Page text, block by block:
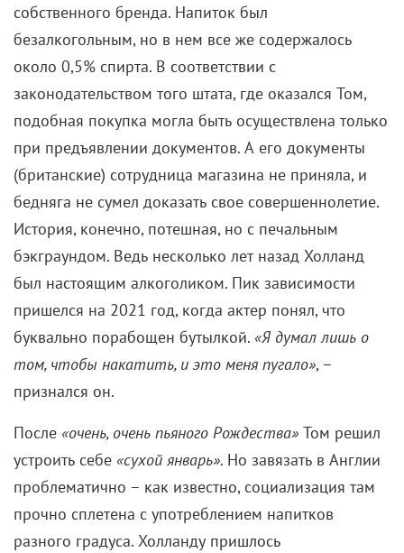
собственного бренда. Напиток был
безалкогольным, но в нем все же содержалось
около 0,5% спирта. В соответствии с
законодательством того штата, где оказался Том,
подобная покупка могла быть осуществлена только
при предъявлении документов. А его документы
(британские) сотрудница магазина не приняла, и
бедняга не сумел доказать свое совершеннолетие.
История, конечно, потешная, но с печальным
бэкграундом. Ведь несколько лет назад Холланд
был настоящим алкоголиком. Пик зависимости
пришелся на 2021 год, когда актер понял, что
буквально порабощен бутылкой. «Я думал лишь о
том, чтобы накатить, и это меня пугало», –
признался он.
После «очень, очень пьяного Рождества» Том решил
устроить себе «сухой январь». Но завязать в Англии
проблематично – как известно, социализация там
прочно сплетена с употреблением напитков
разного градуса. Холланду пришлось